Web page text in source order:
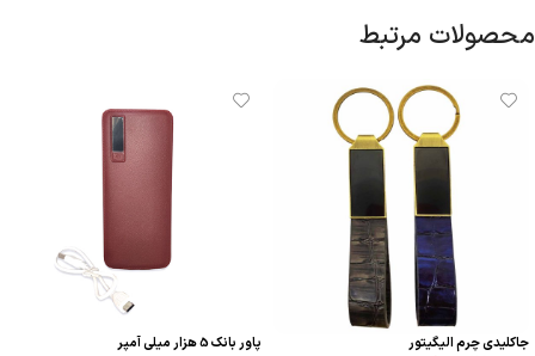
محصولات مرتبط
جاکلیدی چرم الیگیتور پاور بانک 5 هزار میلی آمپر